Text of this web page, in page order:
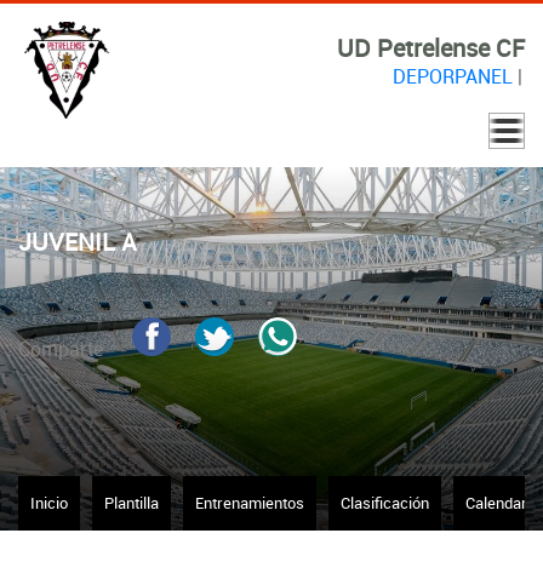
UD Petrelense CF
DEPORPANEL|
JUVENIL A
Comparte
Inicio Plantilla Entrenamientos Clasificación Calendario